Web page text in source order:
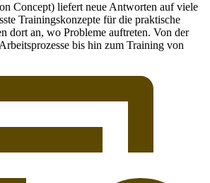
Concept) liefert neue Antworten auf viele
Trainingskonzepte für die praktische
dort an, wo Probleme auftreten. Von der
bis hin zum Training von